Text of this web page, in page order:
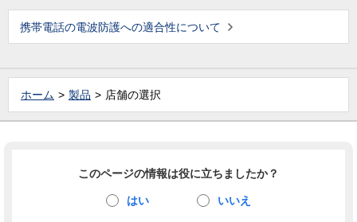
携帯電話の電波防護への適合性について
ホーム 製品 店舗の選択
このページの情報は役に立ちましたか？
はい いいえ